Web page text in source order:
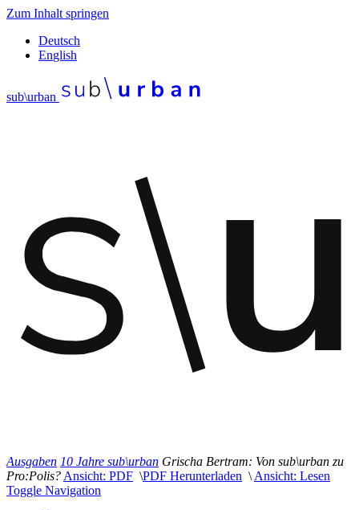
Zum Inhalt springen
Deutsch
English
sub\urban
Ausgaben 10 Jahre sub\urban Grischa Bertram: Von sub\urban zu
Pro:Polis? Ansicht: PDF \PDF Herunterladen \ Ansicht: Lesen
Toggle Navigation